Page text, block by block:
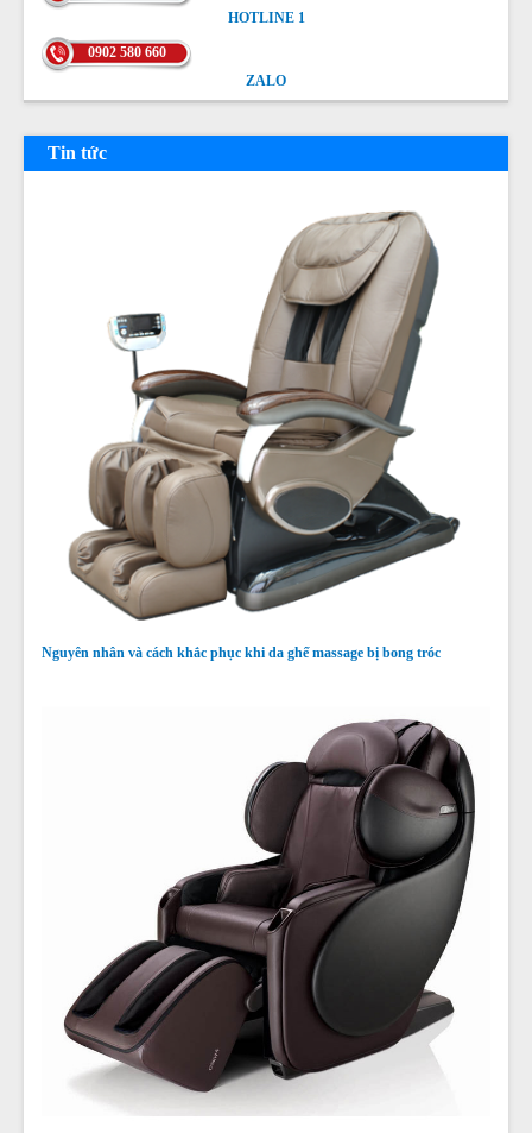
HOTLINE 1
0902 580 660
ZALO
Tin tức
Nguyên nhân và cách khắc phục khi da ghế massage bị bong tróc